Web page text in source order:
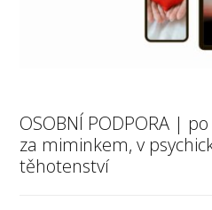
OSOBNÍ PODPORA |
za miminkem, v
těhotenství